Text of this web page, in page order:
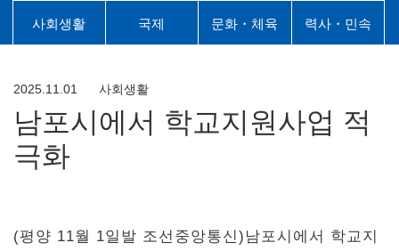
사회생활 국제 문화・체육 력사・민속
2025.11.01 사회생활
남포시에서 학교지원사업 적
극화
(평양 11월 1일발 조선중앙통신)남포시에서 학교지